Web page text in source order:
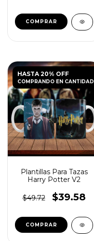
HASTA 20% OFF
COMPRANDO EN CANTIDAD
Plantillas Para Tazas
Harry Potter V2
$49.72 $39.58